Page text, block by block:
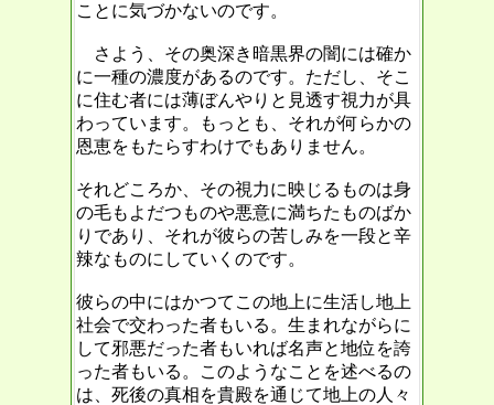
ことに気づかないのです。
さよう、その奥深き暗黒界の闇には確か
に一種の濃度があるのです。ただし、そこ
に住む者には薄ぼんやりと見透す視力が具
わっています。もっとも、それが何らかの
恩恵をもたらすわけでもありません。
それどころか、その視力に映じるものは身
の毛もよだつものや悪意に満ちたものばか
りであり、それが彼らの苦しみを一段と辛
辣なものにしていくのです。
彼らの中にはかつてこの地上に生活し地上
社会で交わった者もいる。生まれながらに
して邪悪だった者もいれば名声と地位を誇
った者もいる。このようなことを述べるの
は、死後の真相を貴殿を通じて地上の人々